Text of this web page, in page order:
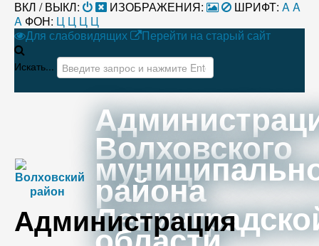
ВКЛ / ВЫКЛ: ИЗОБРАЖЕНИЯ: ШРИФТ: AA
A ФОН: Ц Ц Ц Ц
Для слабовидящих
Перейти на старый сайт
Искать...
Волховского
района
Администрация